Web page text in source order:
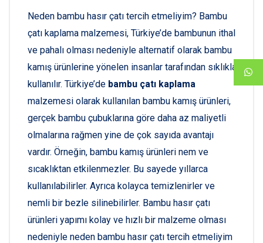
Neden bambu hasır çatı tercih etmeliyim? Bambu
çatı kaplama malzemesi, Türkiye’de bambunun ithal
ve pahalı olması nedeniyle alternatif olarak bambu
kamış ürünlerine yönelen insanlar tarafından sıklıkla
kullanılır. Türkiye’de bambu çatı kaplama
malzemesi olarak kullanılan bambu kamış ürünleri,
gerçek bambu çubuklarına göre daha az maliyetli
olmalarına rağmen yine de çok sayıda avantajı
vardır. Örneğin, bambu kamış ürünleri nem ve
sıcaklıktan etkilenmezler. Bu sayede yıllarca
kullanılabilirler. Ayrıca kolayca temizlenirler ve
nemli bir bezle silinebilirler. Bambu hasır çatı
ürünleri yapımı kolay ve hızlı bir malzeme olması
nedeniyle neden bambu hasır çatı tercih etmeliyim